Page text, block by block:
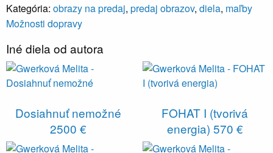
Kategória: obrazy na predaj, predaj obrazov, diela, maľby
Možnosti dopravy
Iné diela od autora
Dosiahnuť nemožné
2500 €
FOHAT I (tvorivá
energia) 570 €